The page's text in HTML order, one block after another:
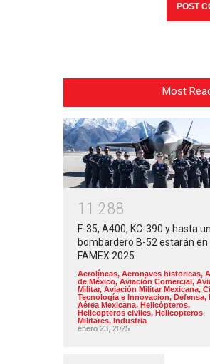
Most
1 1 288
F-35, A400, KC-390 y hasta un
bombardero B-52 estarán en
FAMEX 2025
Aerolíneas, Aeronaves historicas,
de México, Aviación Comercial ,
Militar, Aviación Militar Mexicana,
Tecnología e Innovacion, Defensa,
Aérea Mexicana, Helicópteros,
Helicopteros civiles, Helicopteros
Militares, Industria
enero 23, 2025